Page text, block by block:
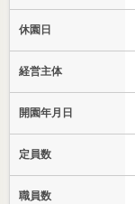
休園日
経営主体
開園年月日
定員数
職員数